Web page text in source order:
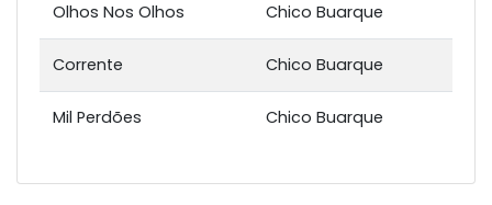
Olhos Nos Olhos Chico Buarque
Corrente Chico Buarque
Mil Perdões Chico Buarque